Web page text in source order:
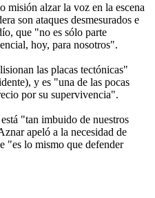
misión alzar la voz en la escena
son ataques desmesurados e
que "no es sólo parte
hoy, para nosotros".
las placas tectónicas"
y es "una de las pocas
por su supervivencia".
"tan imbuido de nuestros
apeló a la necesidad de
"es lo mismo que defender